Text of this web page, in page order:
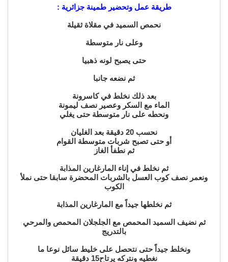
طريقة عمل وتحضير طمينة جزائرية :
نحمص السميد في مقلاة ثقيلة
وعلى نار متوسطة
حتى يصبح لونه ذهبيا
ثم نضعه جانبا
بعد ذلك نخلط في كاسرونة
الماء مع السكر وعصير نصف ليمونة
ونحطه على نار متوسطة حتى يغلي
نحسب 20 دقيقة بعد الغليان
أو حتى تصبح شربات متوسطة القوام
ثم نطفأ الغاز
ثم نخلط في إناء المارغارين المذابة
ونعمر نصف كوب العسل بالشربات المحضرة سابقا حتى نملأ
الكوب
ثم نخلطها جيداً مع المارغارين المذابة
ثم نضيف السميد المحمص مع الجلجلان المحمص والمرحي
بالتدريج
ونخلط جيداً حتى نتحصل على خليط سائل نوعا ما
نغطيه ونتركه يرتاح15 دقيقة